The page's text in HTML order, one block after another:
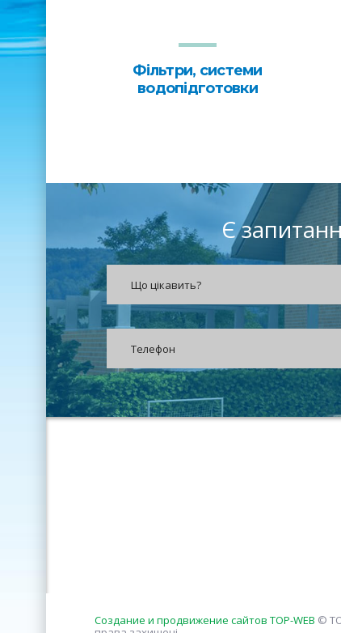
Фільтри, системи
водопідготовки
Є
Создание и продвижение сайтов TOP-WEB ©